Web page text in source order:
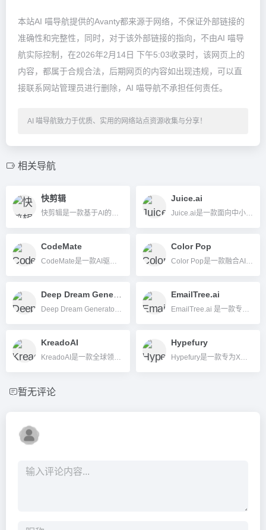
本站AI 喵导航提供的Avanty都来源于网络，不保证外部链接的
准确性和完整性，同时，对于该外部链接的指向，不由AI 喵导
航实际控制，在2026年2月14日 下午5:03收录时，该网页上的
内容，都属于合规合法，后期网页的内容如出现违规，可以直
接联系网站管理员进行删除，AI 喵导航不承担任何责任。
AI 喵导航致力于优质、实用的网络站点资源收集与分享！
相关导航
快剪辑 Juice.ai
CodeMate Color Pop
EmailTree.ai
KreadoAI Hypefury
暂无评论